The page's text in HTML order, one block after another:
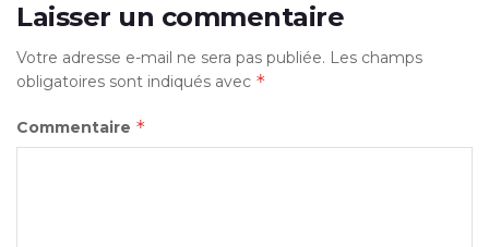
Laisser un commentaire
Votre adresse e-mail ne sera pas publiée. Les champs
obligatoires sont indiqués avec *
Commentaire *